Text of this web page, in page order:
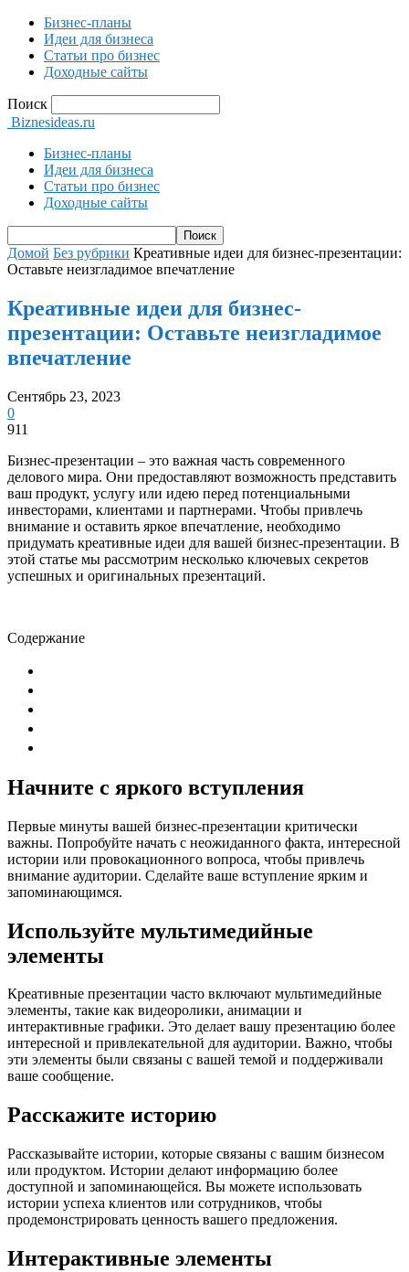
Бизнес-планы
Идеи для бизнеса
Статьи про бизнес
Доходные сайты
Поиск
Biznesideas.ru
Бизнес-планы
Идеи для бизнеса
Статьи про бизнес
Доходные сайты
Домой Без рубрики Креативные идеи для бизнес-презентации:
Оставьте неизгладимое впечатление
Креативные идеи для бизнес-
презентации: Оставьте неизгладимое
впечатление
Сентябрь 23, 2023
0
911
Бизнес-презентации – это важная часть современного
делового мира. Они предоставляют возможность представить
ваш продукт, услугу или идею перед потенциальными
инвесторами, клиентами и партнерами. Чтобы привлечь
внимание и оставить яркое впечатление, необходимо
придумать креативные идеи для вашей бизнес-презентации. В
этой статье мы рассмотрим несколько ключевых секретов
успешных и оригинальных презентаций.
Содержание
Начните с яркого вступления
Первые минуты вашей бизнес-презентации критически
важны. Попробуйте начать с неожиданного факта, интересной
истории или провокационного вопроса, чтобы привлечь
внимание аудитории. Сделайте ваше вступление ярким и
запоминающимся.
Используйте мультимедийные
элементы
Креативные презентации часто включают мультимедийные
элементы, такие как видеоролики, анимации и
интерактивные графики. Это делает вашу презентацию более
интересной и привлекательной для аудитории. Важно, чтобы
эти элементы были связаны с вашей темой и поддерживали
ваше сообщение.
Расскажите историю
Рассказывайте истории, которые связаны с вашим бизнесом
или продуктом. Истории делают информацию более
доступной и запоминающейся. Вы можете использовать
истории успеха клиентов или сотрудников, чтобы
продемонстрировать ценность вашего предложения.
Интерактивные элементы